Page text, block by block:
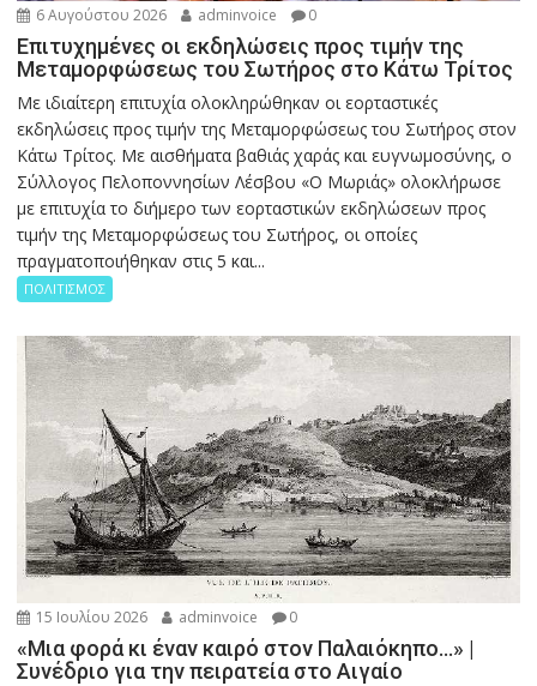
6 Αυγούστου 2026 adminvoice 0
Επιτυχημένες οι εκδηλώσεις προς τιμήν της
Μεταμορφώσεως του Σωτήρος στο Κάτω Τρίτος
Με ιδιαίτερη επιτυχία ολοκληρώθηκαν οι εορταστικές
εκδηλώσεις προς τιμήν της Μεταμορφώσεως του Σωτήρος στον
Κάτω Τρίτος. Με αισθήματα βαθιάς χαράς και ευγνωμοσύνης, ο
Σύλλογος Πελοποννησίων Λέσβου «Ο Μωριάς» ολοκλήρωσε
με επιτυχία το διήμερο των εορταστικών εκδηλώσεων προς
τιμήν της Μεταμορφώσεως του Σωτήρος, οι οποίες
πραγματοποιήθηκαν στις 5 και...
ΠΟΛΙΤΙΣΜΟΣ
15 Ιουλίου 2026 adminvoice 0
«Μια φορά κι έναν καιρό στον Παλαιόκηπο…» |
Συνέδριο για την πειρατεία στο Αιγαίο